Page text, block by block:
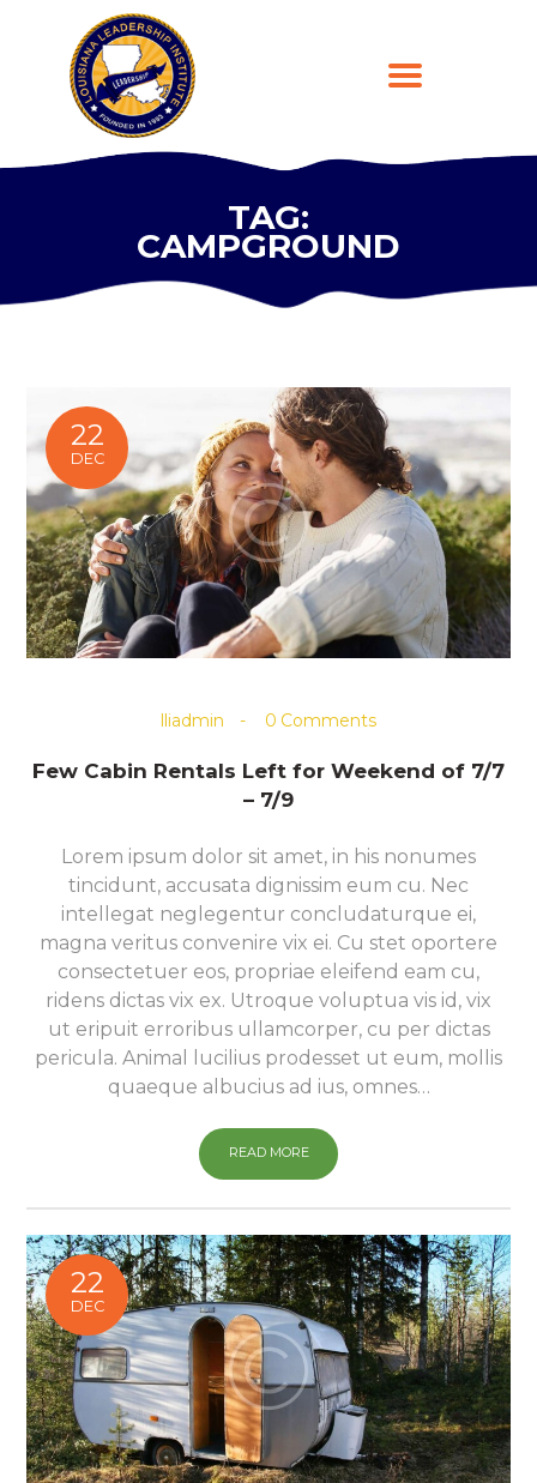
TAG:
CAMPGROUND
HOME
ABOUT
CONTACT US
REGISTER
22
DEC
lliadmin 0 Comments
Few Cabin Rentals Left for Weekend of 7/7
– 7/9
Lorem ipsum dolor sit amet, in his nonumes
tincidunt, accusata dignissim eum cu. Nec
intellegat neglegentur concludaturque ei,
magna veritus convenire vix ei. Cu stet oportere
consectetuer eos, propriae eleifend eam cu,
ridens dictas vix ex. Utroque voluptua vis id, vix
ut eripuit erroribus ullamcorper, cu per dictas
pericula. Animal lucilius prodesset ut eum, mollis
quaeque albucius ad ius, omnes…
READ MORE
22
DEC